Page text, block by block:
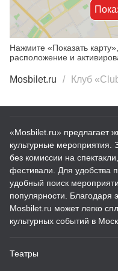
Нажмите «Показать
расположение и
Mosbilet.ru Клуб
«Mosbilet.ru» предлагает
культурные мероприятия.
без комиссии на
фестивали. Для удобства
удобный поиск
популярности. Благодаря
Mosbilet.ru может легко
культурных событий в
Театры